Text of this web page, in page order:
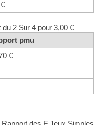
2 Sur 4 pour 3,00 €
pmu
€